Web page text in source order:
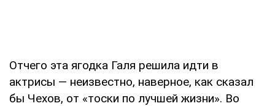
Отчего эта ягодка Галя решила идти в
актрисы — неизвестно, наверное, как сказал
бы Чехов, от «тоски по лучшей жизни». Во